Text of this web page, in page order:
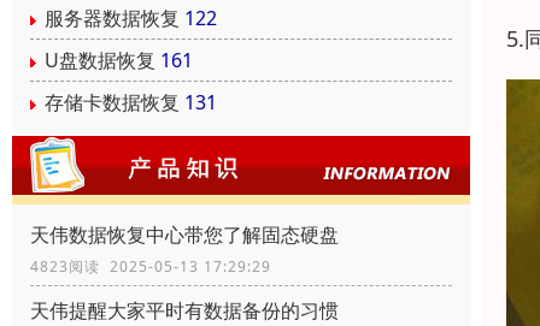
服务器数据恢复 122
U盘数据恢复 161
存储卡数据恢复 131
天伟数据恢复中心带您了解固态硬盘
4823阅读 2025-05-13 17:29:29
天伟提醒大家平时有数据备份的习惯
5.